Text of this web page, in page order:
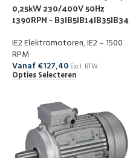
0,25kW 230/400V 50Hz
1390RPM – B3|B5|B14|B35|B34
IE2 Elektromotoren,IE2 – 1500
RPM
Vanaf€127,40 Excl. BTW
Opties Selecteren